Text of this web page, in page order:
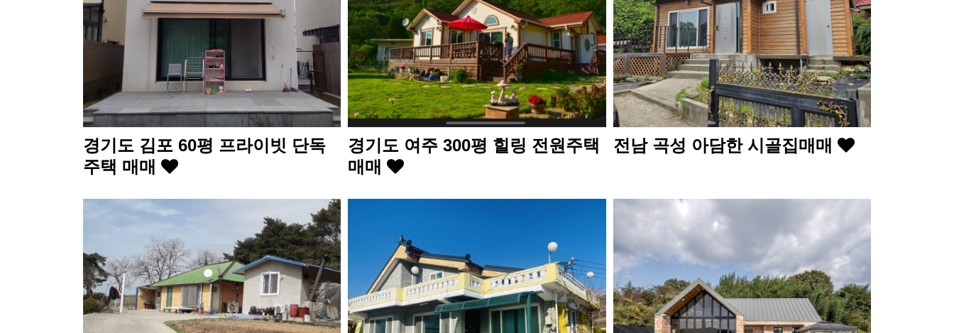
경기도 김포 60평 프라이빗 단독
주택 매매
경기도 여주 300평 힐링 전원주택
매매
전남 곡성 아담한 시골집매매